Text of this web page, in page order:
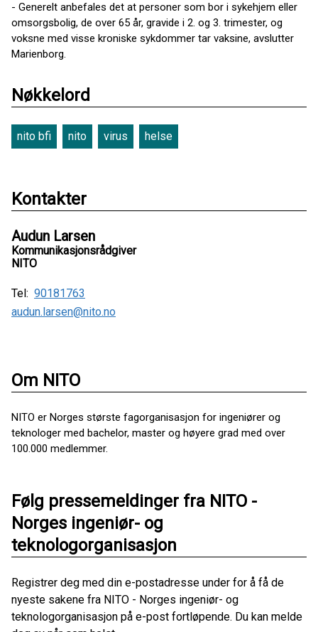
- Generelt anbefales det at personer som bor i sykehjem eller
omsorgsbolig, de over 65 år, gravide i 2. og 3. trimester, og
voksne med visse kroniske sykdommer tar vaksine, avslutter
Marienborg.
Nøkkelord
nito bfi nito virus helse
Kontakter
Audun Larsen
Kommunikasjonsrådgiver
NITO
Tel: 90181763
audun.larsen@nito.no
Om NITO
NITO er Norges største fagorganisasjon for ingeniører og
teknologer med bachelor, master og høyere grad med over
100.000 medlemmer.
Følg pressemeldinger fra NITO -
Norges ingeniør- og
teknologorganisasjon
Registrer deg med din e-postadresse under for å få de
nyeste sakene fra NITO - Norges ingeniør- og
teknologorganisasjon på e-post fortløpende. Du kan melde